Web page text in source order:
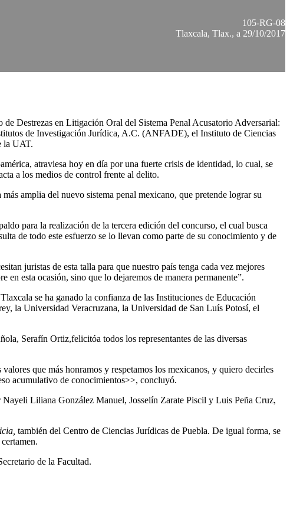
105-RG-08
Tlaxcala, Tlax., a 29/10/2017
Destrezas en Litigación Oral del Sistema Penal Acusatorio Adversarial:
de Investigación Jurídica, A.C. (ANFADE), el Instituto de Ciencias
la UAT.
atraviesa hoy en día por una fuerte crisis de identidad, lo cual, se
a los medios de control frente al delito.
amplia del nuevo sistema penal mexicano, que pretende lograr su
para la realización de la tercera edición del concurso, el cual busca
de todo este esfuerzo se lo llevan como parte de su conocimiento y de
juristas de esta talla para que nuestro país tenga cada vez mejores
esta ocasión, sino que lo dejaremos de manera permanente”.
se ha ganado la confianza de las Instituciones de Educación
la Universidad Veracruzana, la Universidad de San Luís Potosí, el
Serafín Ortiz,felicitóa todos los representantes de las diversas
que más honramos y respetamos los mexicanos, y quiero decirles
acumulativo de conocimientos>>, concluyó.
Liliana González Manuel, Josselín Zarate Piscil y Luis Peña Cruz,
también del Centro de Ciencias Jurídicas de Puebla. De igual forma, se
de la Facultad.